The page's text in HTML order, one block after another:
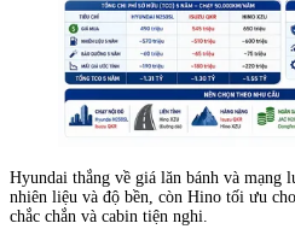
Hyundai thắng về giá lăn bánh và
nhiên liệu và độ bền, còn Hino tối ưu
chắc chắn và cabin tiện nghi.